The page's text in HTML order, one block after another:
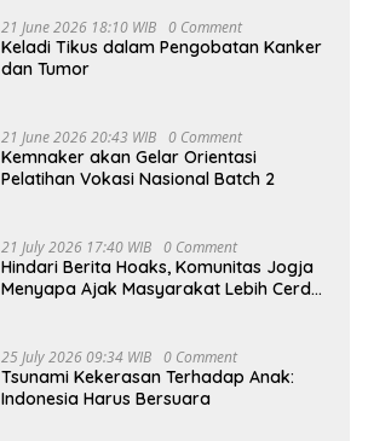
21 June 2026 18:10 WIB 0 Comment
Keladi Tikus dalam Pengobatan Kanker
dan Tumor
21 June 2026 20:43 WIB 0 Comment
Kemnaker akan Gelar Orientasi
Pelatihan Vokasi Nasional Batch 2
21 July 2026 17:40 WIB 0 Comment
Hindari Berita Hoaks, Komunitas Jogja
Menyapa Ajak Masyarakat Lebih Cerdas
25 July 2026 09:34 WIB 0 Comment
Tsunami Kekerasan Terhadap Anak:
Indonesia Harus Bersuara